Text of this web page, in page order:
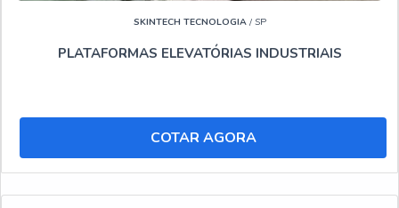
SKINTECH TECNOLOGIA/ SP
PLATAFORMAS ELEVATÓRIAS INDUSTRIAIS
COTAR AGORA